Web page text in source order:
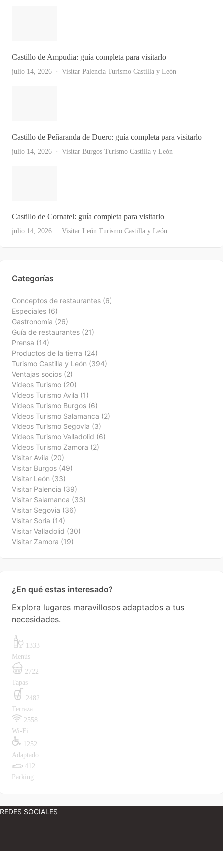
Castillo de Ampudia: guía completa para visitarlo
julio 14, 2026 Visitar Palencia Turismo Castilla y León
Castillo de Peñaranda de Duero: guía completa para visitarlo
julio 14, 2026 Visitar Burgos Turismo Castilla y León
Castillo de Cornatel: guía completa para visitarlo
julio 14, 2026 Visitar León Turismo Castilla y León
Ver Todas
Categorías
Conceptos de restaurantes (6)
Especiales (6)
Gastronomía (26)
Guía de restaurantes (21)
Prensa (14)
Productos de la tierra (24)
Turismo Castilla y León (394)
Ventajas socios (2)
Vídeos Turismo (20)
Vídeos Turismo Avila (1)
Vídeos Turismo Burgos (6)
Vídeos Turismo Salamanca (2)
Vídeos Turismo Segovia (3)
Vídeos Turismo Valladolid (6)
Vídeos Turismo Zamora (2)
Visitar Avila (20)
Visitar Burgos (49)
Visitar León (33)
Visitar Palencia (39)
Visitar Salamanca (33)
Visitar Segovia (36)
Visitar Soria (14)
Visitar Valladolid (30)
Visitar Zamora (19)
¿En qué estas interesado?
Explora lugares maravillosos adaptados a tus
necesidades.
1333
Menús
2722
Tapas
2482
Terraza
2558
Wi-Fi
1252
Adaptado
412
Parking
REDES SOCIALES